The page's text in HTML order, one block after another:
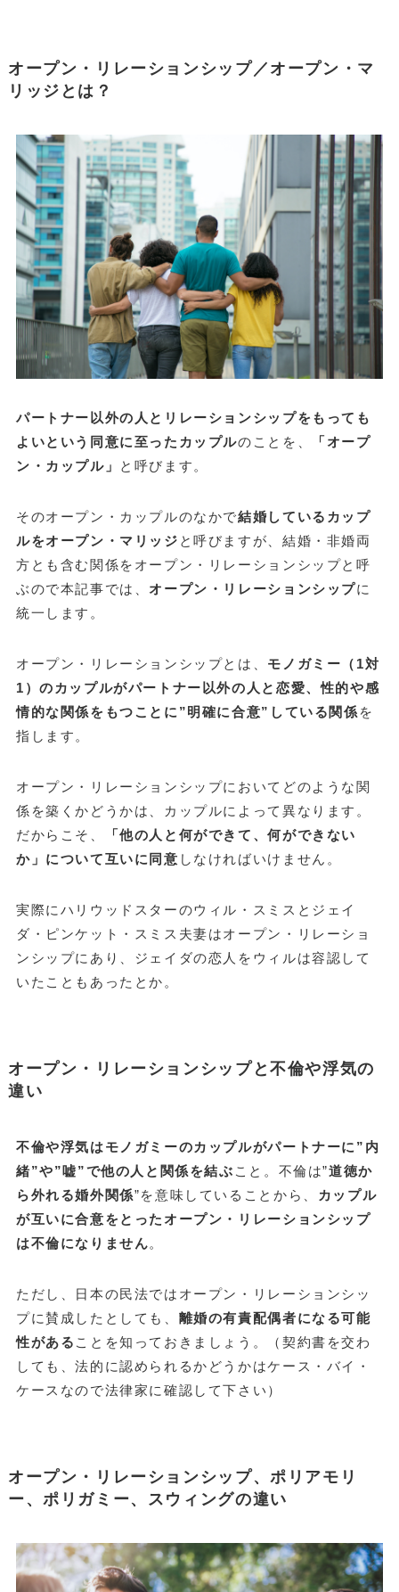
オープン・リレーションシップ／オープン・マ
リッジとは？
パートナー以外の人とリレーションシップをもっても
よいという同意に至ったカップルのことを、
「オープ
ン・カップル」
と呼びます。
そのオープン・カップルのなかで結婚しているカップ
ルをオープン・マリッジ と呼びますが、結婚・非婚両
方とも含む関係をオープン・リレーションシップと呼
ぶので本記事では、オープン・リレーションシップに
統一します。
オープン・リレーションシップとは、 モノガミー（1対
1）のカップルがパートナー以外の人と恋愛、性的や感
情的な関係をもつことに”明確に合意”している関係 を
指します。
オープン・リレーションシップにおいてどのような関
係を築くかどうかは、カップルによって異なります。
だからこそ、
「他の人と何ができて、何ができない
か」について互いに同意 しなければいけません。
実際にハリウッドスターのウィル・スミスとジェイ
ダ・ピンケット・スミス夫妻はオープン・リレーショ
ンシップにあり、ジェイダの恋人をウィルは容認して
いたこともあったとか。
オープン・リレーションシップと不倫や浮気の
違い
不倫や浮気はモノガミーのカップルがパートナーに”内
緒”や”嘘”で他の人と関係を結ぶ こと。不倫は”道徳か
ら外れる婚外関係”を意味していることから、 カップル
が互いに合意をとったオープン・リレーションシップ
は不倫になりません。
ただし、日本の民法ではオープン・リレーションシッ
プに賛成したとしても、 離婚の有責配偶者になる可能
性がある ことを知っておきましょう。（契約書を交わ
しても、法的に認められるかどうかはケース・バイ・
ケースなので法律家に確認して下さい）
オープン・リレーションシップ、ポリアモリ
ー、ポリガミー、スウィングの違い